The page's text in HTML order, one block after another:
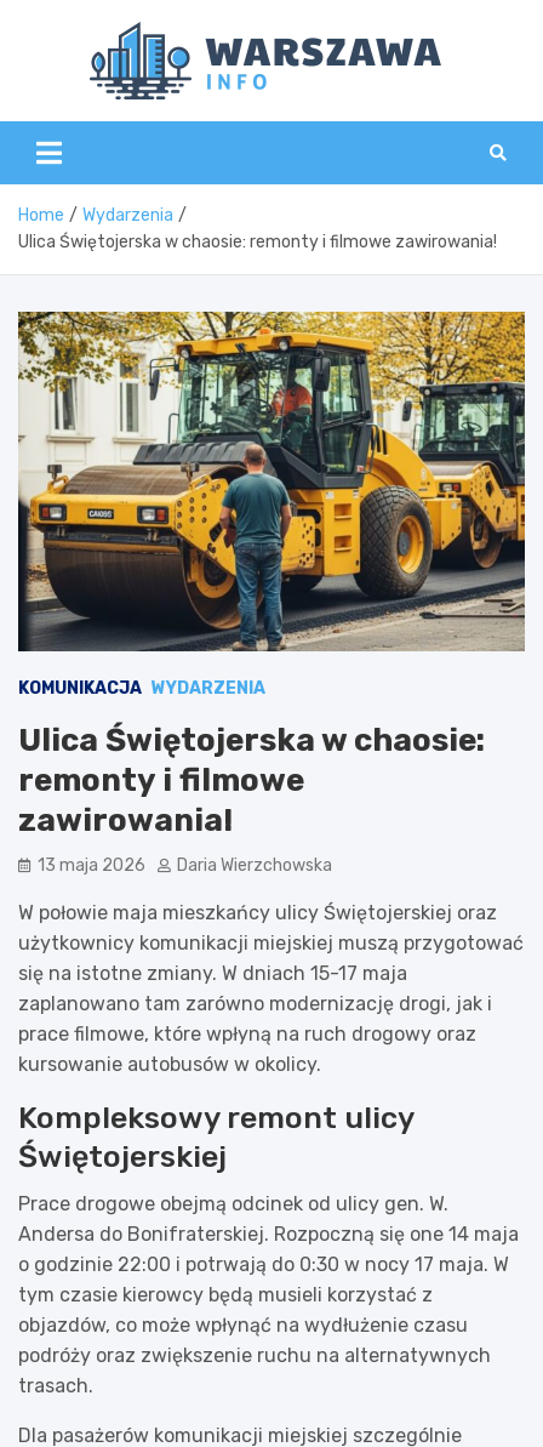
Home
Wydarzenia
Ulica Świętojerska w chaosie: remonty i filmowe zawirowania!
KOMUNIKACJA WYDARZENIA
Ulica Świętojerska w chaosie:
remonty i filmowe
zawirowania!
13 maja 2026 Daria Wierzchowska
W połowie maja mieszkańcy ulicy Świętojerskiej oraz
użytkownicy komunikacji miejskiej muszą przygotować
się na istotne zmiany. W dniach 15-17 maja
zaplanowano tam zarówno modernizację drogi, jak i
prace filmowe, które wpłyną na ruch drogowy oraz
kursowanie autobusów w okolicy.
Kompleksowy remont ulicy
Świętojerskiej
Prace drogowe obejmą odcinek od ulicy gen. W.
Andersa do Bonifraterskiej. Rozpoczną się one 14 maja
o godzinie 22:00 i potrwają do 0:30 w nocy 17 maja. W
tym czasie kierowcy będą musieli korzystać z
objazdów, co może wpłynąć na wydłużenie czasu
podróży oraz zwiększenie ruchu na alternatywnych
trasach.
Dla pasażerów komunikacji miejskiej szczególnie